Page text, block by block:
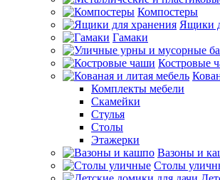
Компостеры
Ящики
Гамаки
Костровые
Комплекты мебели
Скамейки
Стулья
Столы
Этажерки
Вазоны и
Столы